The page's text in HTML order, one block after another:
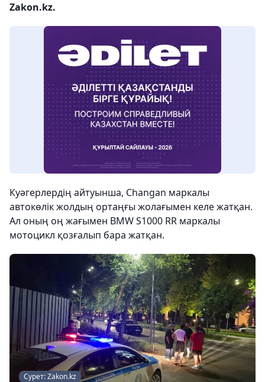
Zakon.kz.
Куәгерлердің айтуынша, Changan маркалы
автокөлік жолдың ортаңғы жолағымен келе жатқан.
Ал оның оң жағымен BMW S1000 RR маркалы
мотоцикл қозғалып бара жатқан.
Сурет: Zakon.kz